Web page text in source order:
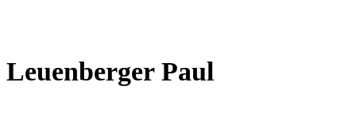
Leuenberger Paul